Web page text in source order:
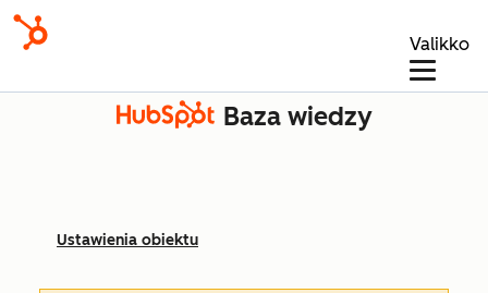
Valikko
Baza wiedzy
Ustawienia obiektu